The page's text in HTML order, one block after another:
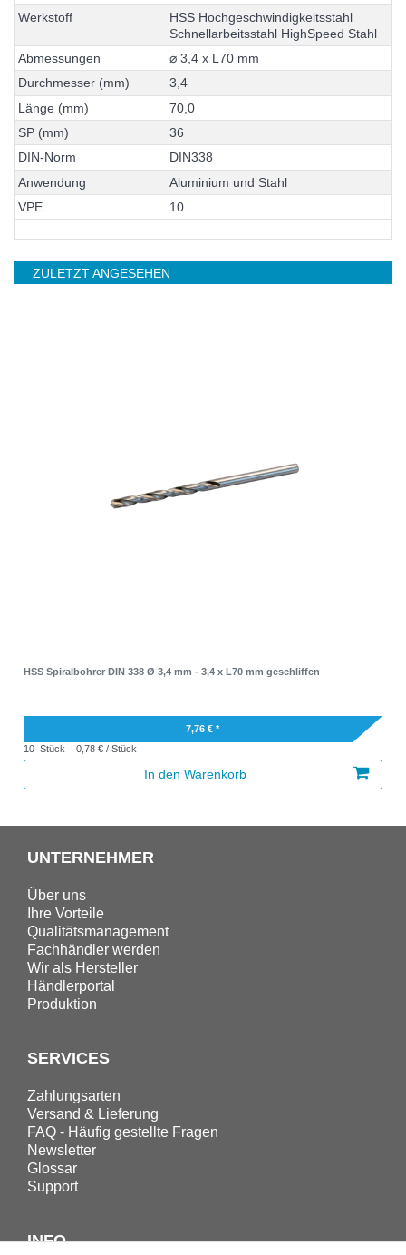
Werkstoff HSS Hochgeschwindigkeitsstahl
Schnellarbeitsstahl HighSpeed Stahl
Abmessungen ⌀ 3 4 x L 70 mm
Durchmesser (mm) 3,4
Länge (mm) 70, 0
SP (mm) 36
DIN-Norm DIN338
Anwendung Aluminium und Stahl
VPE 10
ZULETZT ANGESEHEN
HSS Spiralbohrer DIN 338 Ø 3,4 mm - 3,4 x L70 mm geschliffen
7,76 € *
10 Stück | 0,78 € / Stück
In den Warenkorb
UNTERNEHMER
Über uns
Ihre Vorteile
Qualitätsmanagement
Fachhändler werden
Wir als Hersteller
Händlerportal
Produktion
SERVICES
Zahlungsarten
Versand & Lieferung
FAQ - Häufig gestellte Fragen
Newsletter
Glossar
Support
INFO